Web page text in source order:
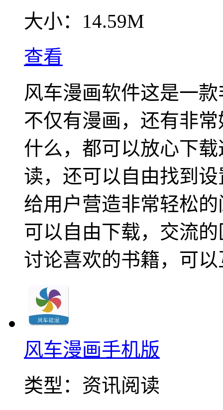
大小： 14.59M
查看
风车漫画软件这是一
不仅有漫画，还有非
什么，都可以放心下
读，还可以自由找到
给用户营造非常轻松
可以自由下载，交流
讨论喜欢的书籍，可
风车漫画手机版
类型： 资讯阅读